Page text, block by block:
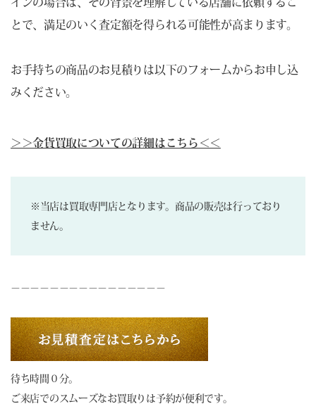
とで、満足のいく査定額を得られる可能性が高まります。
お手持ちの商品のお見積りは以下のフォームからお申し込
みください。
＞＞金貨買取についての詳細はこちら＜＜
※当店は買取専門店となります。商品の販売は行っており
ません。
－－－－－－－－－－－－－－－－
待ち時間０分。
ご来店でのスムーズなお買取りは予約が便利です。